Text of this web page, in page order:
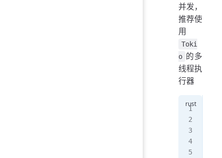
并发，
推荐使
用
Toki
o 的多
线程执
行器